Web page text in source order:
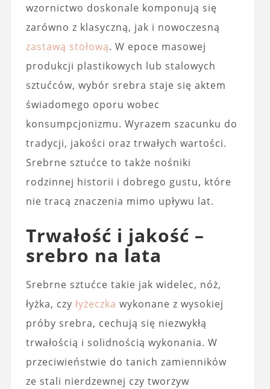
wzornictwo doskonale komponują się
zarówno z klasyczną, jak i nowoczesną
zastawą stołową. W epoce masowej
produkcji plastikowych lub stalowych
sztućców, wybór srebra staje się aktem
świadomego oporu wobec
konsumpcjonizmu. Wyrazem szacunku do
tradycji, jakości oraz trwałych wartości.
Srebrne sztućce to także nośniki
rodzinnej historii i dobrego gustu, które
nie tracą znaczenia mimo upływu lat.
Trwałość i jakość –
srebro na lata
Srebrne sztućce takie jak widelec, nóż,
łyżka, czy łyżeczka wykonane z wysokiej
próby srebra, cechują się niezwykłą
trwałością i solidnością wykonania. W
przeciwieństwie do tanich zamienników
ze stali nierdzewnej czy tworzyw